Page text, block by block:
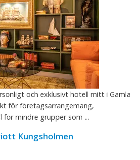
och exklusivt hotell mitt i Gamla
för företagsarrangemang,
för mindre grupper som ...
Kungsholmen